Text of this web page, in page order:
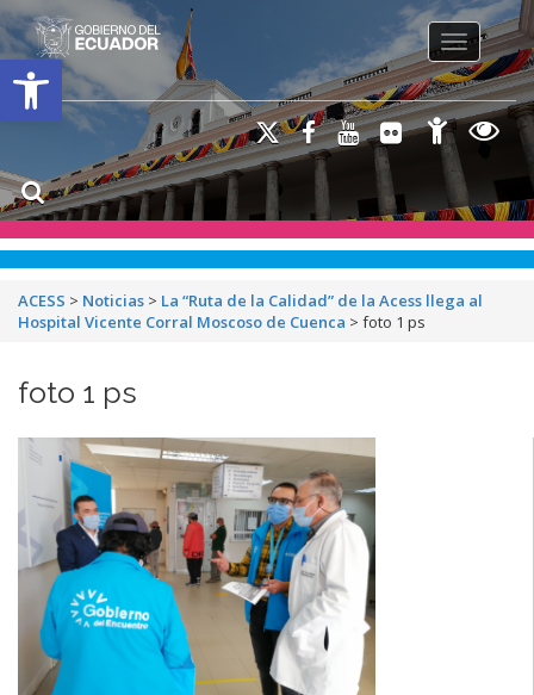
Open toolbar
Toggle
ACESS > Noticias > La “Ruta de la Calidad” de la Acess llega al
Hospital Vicente Corral Moscoso de Cuenca > foto 1 ps
foto 1 ps